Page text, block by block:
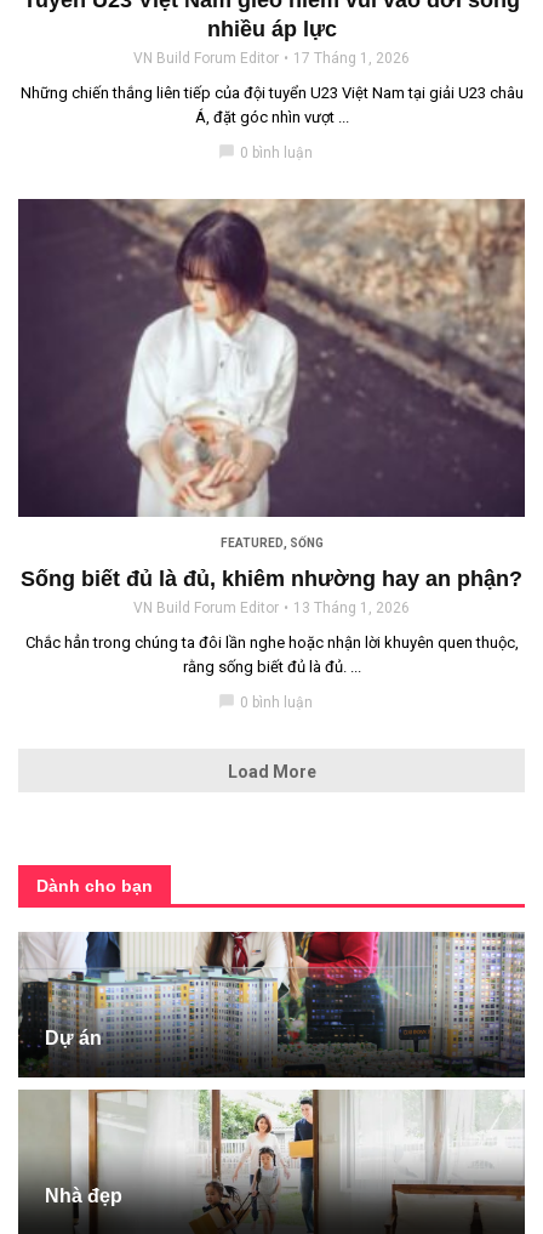
nhiều áp lực
VN Build Forum Editor 17 Tháng 1, 2026
Những chiến thắng liên tiếp của đội tuyển U23 Việt Nam tại giải U23 châu
Á, đặt góc nhìn vượt ...
chat_bubble 0 bình luận
FEATURED SỐNG
Sống biết đủ là đủ, khiêm nhường hay an phận?
VN Build Forum Editor 13 Tháng 1, 2026
Chắc hẳn trong chúng ta đôi lần nghe hoặc nhận lời khuyên quen thuộc,
rằng sống biết đủ là đủ. ...
0 bình luận
Load More
Dành cho bạn
Dự án
Nhà đẹp